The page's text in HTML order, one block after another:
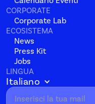
CORPORATE
Corporate Lab
ECOSISTEMA
News
Press Kit
Jobs
LINGUA
Italiano